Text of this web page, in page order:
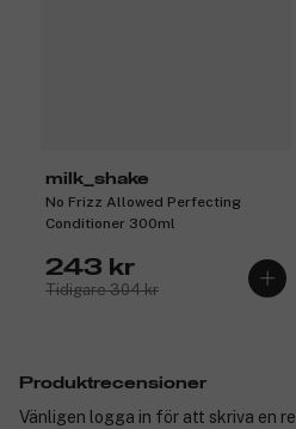
milk_shake
No Frizz Allowed Perfecting
Conditioner 300ml
243 kr
Tidigare 304 kr
Produktrecensioner
Vänligen logga in för att skriva en